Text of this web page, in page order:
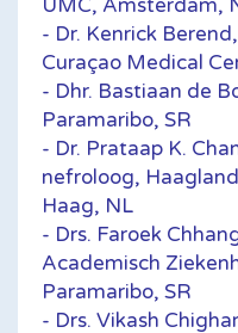
UMC, Amsterdam,
- Dr. Kenrick
Curaçao Medical
- Dhr. Bastiaan de
Paramaribo, SR
- Dr. Prataap K.
nefroloog,
Haag, NL
- Drs. Faroek
Academisch
Paramaribo, SR
- Drs. Vikash